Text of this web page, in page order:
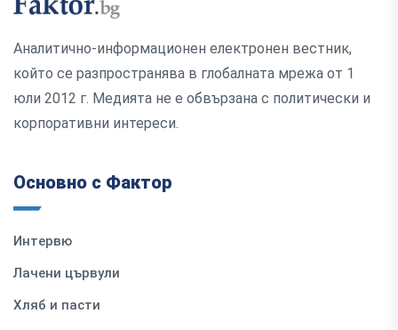
Аналитично-информационен електронен вестник,
който се разпространява в глобалната мрежа от 1
юли 2012 г. Медията не е обвързана с политически и
корпоративни интереси.
Основно с Фактор
Интервю
Лачени цървули
Хляб и пасти